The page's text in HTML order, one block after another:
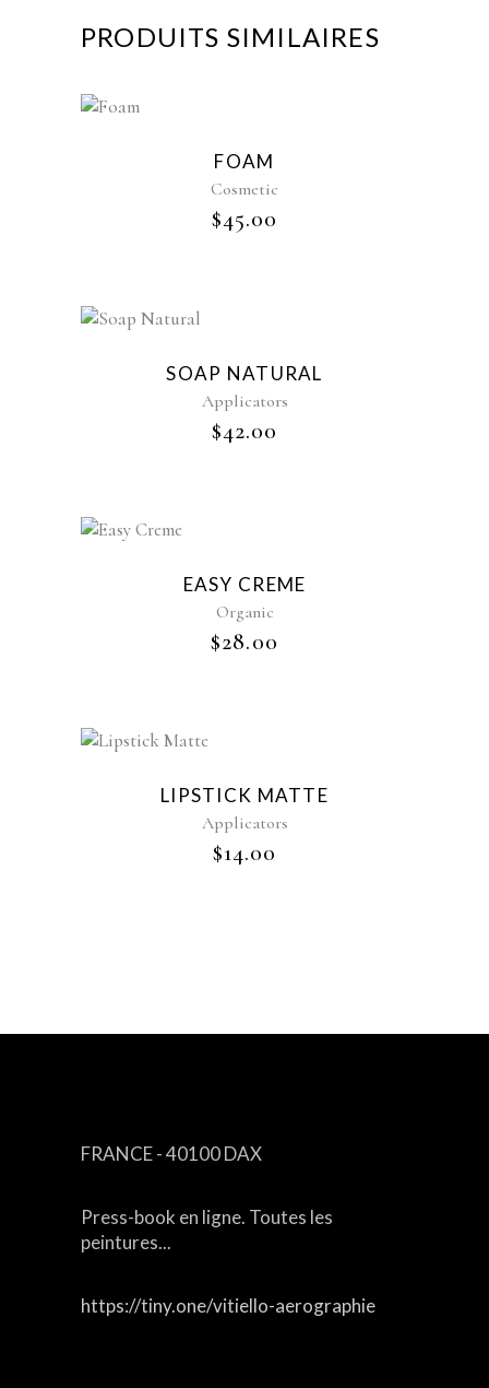
PRODUITS SIMILAIRES
FOAM
Cosmetic
$45.00
SOAP NATURAL
Applicators
$42.00
EASY CREME
Organic
$28.00
LIPSTICK MATTE
Applicators
$14.00
FRANCE - 40100 DAX
Press-book en ligne. Toutes les
peintures...
https://tiny.one/vitiello-aerographie